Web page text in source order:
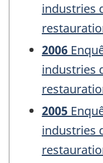
industries
2006
industries
2005
industries